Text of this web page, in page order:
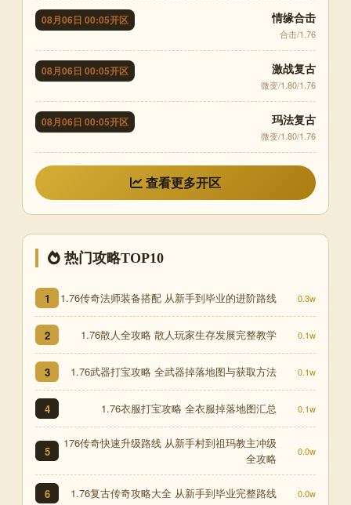
08月06日 00:05开区 情缘合击
合击/1.76
08月06日 00:05开区 激战复古
微变/1.80/1.76
08月06日 00:05开区 玛法复古
微变/1.80/1.76
查看更多开区
热门攻略TOP10
1 1.76传奇法师装备搭配 从新手到毕业的进阶路线 0.3w
2 1.76散人全攻略 散人玩家生存发展完整教学 0.1w
3 1.76武器打宝攻略 全武器掉落地图与获取方法 0.1w
4 1.76衣服打宝攻略 全衣服掉落地图汇总 0.1w
5
176传奇快速升级路线 从新手村到祖玛教主冲级
全攻略
0.0w
6 1.76复古传奇攻略大全 从新手到毕业完整路线 0.0w